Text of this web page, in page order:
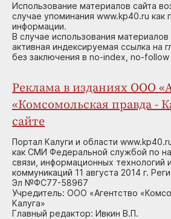
Использование материалов сайта
случае упоминания www.kp40.ru как
информации.
В случае использования материалов
активная индексируемая ссылка на
без заключения в no-index, no-follow
Реклама в изданиях ООО
«Комсомольская правда -
сайте
Портал Калуги и области
как СМИ Федеральной службой по
связи, информационных технологий
коммуникаций 11 августа 2014 г.
Эл №ФС77-58967
Учредитель: ООО «Агентство
Калуга»
Главный редактор: Ивкин В.П.